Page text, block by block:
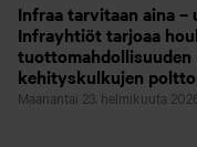
Infraa tarvitaan aina
Infrayhtiöt tarjoaa
tuottomahdollisuuden
kehityskulkujen
Maanantai 23. helmikuuta